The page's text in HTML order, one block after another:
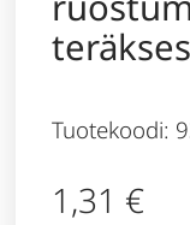
Tuotekoodi:
1,31 €